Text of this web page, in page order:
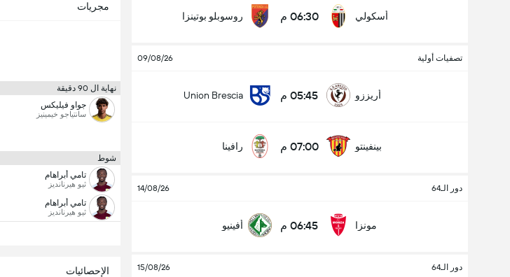
أسكولي 06:30 م روسوبلو بوتينزا
تصفيات أولية 09/08/26
أريززو 05:45 م Union Brescia
بينفينتو 07:00 م رافينا
دور الـ64 14/08/26
مونزا 06:45 م أفينيو
دور الـ64 15/08/26
مجريات
نهاية ال 90 دقيقة
جواو فيليكس
سانتياجو خيمينيز
شوط
تامي أبراهام
ثيو هيرنانديز
تامي أبراهام
ثيو هيرنانديز
الإحصائيات